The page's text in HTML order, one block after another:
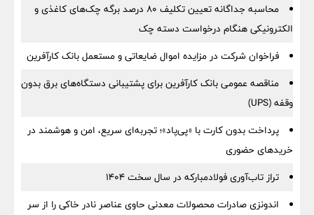
محاسبه جداگانه تعیین تکلیف 80 درصد برگه چک‌های کاغذی و
الکترونیکی هنگام درخواست دسته چک
فراخوان شرکت در مزایده اموال ضایعاتی و مستعمل بانک کارآفرین
مناقصه عمومی بانک کارآفرین برای پشتیبانی دستگاه‌های برق بدون
وقفه (UPS)
پرداخت بدون کارت با «پی‌پاد»؛ تجربه‌ای سریع، امن و هوشمند در
خریدهای حضوری
تراز تاب‌آوری فولادمبارکه در سال سخت ۱۴۰۴
اندونزی صادرات محصولات معدنی حاوی عناصر نادر خاکی را از سر